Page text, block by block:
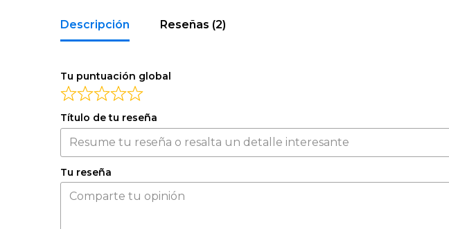
Descripción Reseñas (2)
Tu puntuación global
Título de tu reseña
Tu reseña